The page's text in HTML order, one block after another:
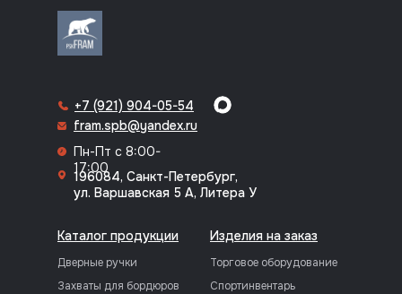
Каталог продукции
Дверные ручки
Захваты для бордюров
Изделия на заказ
Торговое оборудование
Спортинвентарь
+7 (921) 904-05-54
fram.spb@yandex.ru
Пн-Пт с 8:00-
17:00
196084, Санкт-Петербург,
ул. Варшавская 5 А, Литера У